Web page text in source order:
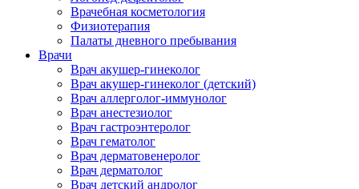
Врачебная косметология
Физиотерапия
Палаты дневного пребывания
Врачи
Врач акушер-гинеколог
Врач акушер-гинеколог (детский)
Врач аллерголог-иммунолог
Врач анестезиолог
Врач гастроэнтеролог
Врач гематолог
Врач дерматовенеролог
Врач дерматолог
Врач детский андролог